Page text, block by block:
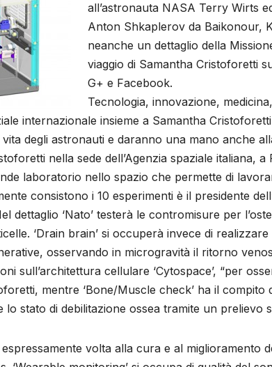
all’astronauta NASA Terry Wirts
Anton Shkaplerov da Baikonour,
neanche un dettaglio della
viaggio di Samantha Cristoforetti
G+ e Facebook.
Tecnologia, innovazione,
internazionale insieme a Samantha
degli astronauti e daranno una mano anche
nella sede dell’Agenzia spaziale italiana,
laboratorio nello spazio che permette di
consistono i 10 esperimenti è il presidente
dettaglio ‘Nato’ testerà le contromisure per
‘Drain brain’ si occuperà invece di
osservando in microgravità il ritorno
sull’architettura cellulare ‘Cytospace’, “per
mentre ‘Bone/Muscle check’ ha il compito
stato di debilitazione ossea tramite un prelievo
volta alla cura e al miglioramento